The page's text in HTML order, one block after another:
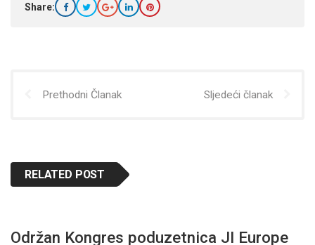
Share:
Prethodni Članak Sljedeći članak
RELATED POST
Održan Kongres poduzetnica JI Europe